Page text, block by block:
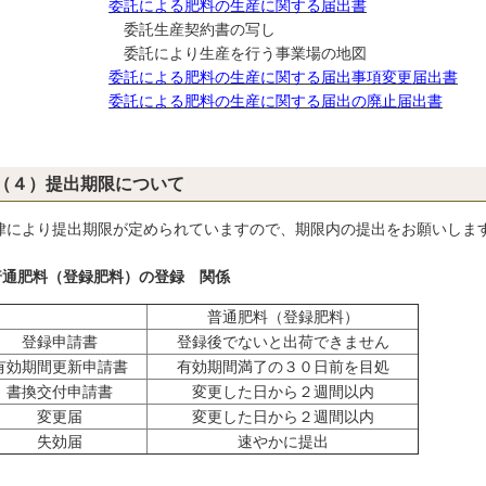
委託による肥料の生産に関する届出書
生産契約書の写し
により生産を行う事業場の地図
委託による肥料の生産に関する届出事項変更届出書
委託による肥料の生産に関する届出の廃止届出書
４）提出期限について
より提出期限が定められていますので、期限内の提出をお願いしま
通肥料（登録肥料）の登録 関係
普通肥料（登録肥料）
登録申請書
登録後でないと出荷できません
効期間更新申請書
有効期間満了の３０日前を目処
書換交付申請書
変更した日から２週間以内
変更届
変更した日から２週間以内
失効届
速やかに提出